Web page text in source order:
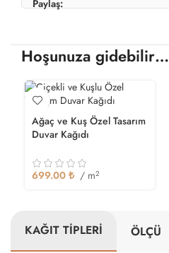
Paylaş:
Hoşunuza gidebilir…
Ağaç ve Kuş Özel Tasarım
Duvar Kağıdı
699.00 ₺ / m2
KAĞIT TİPLERİ ÖLÇÜ